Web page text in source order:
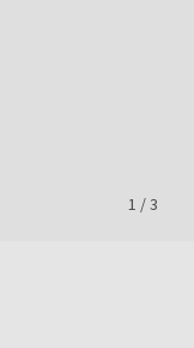
1 /3